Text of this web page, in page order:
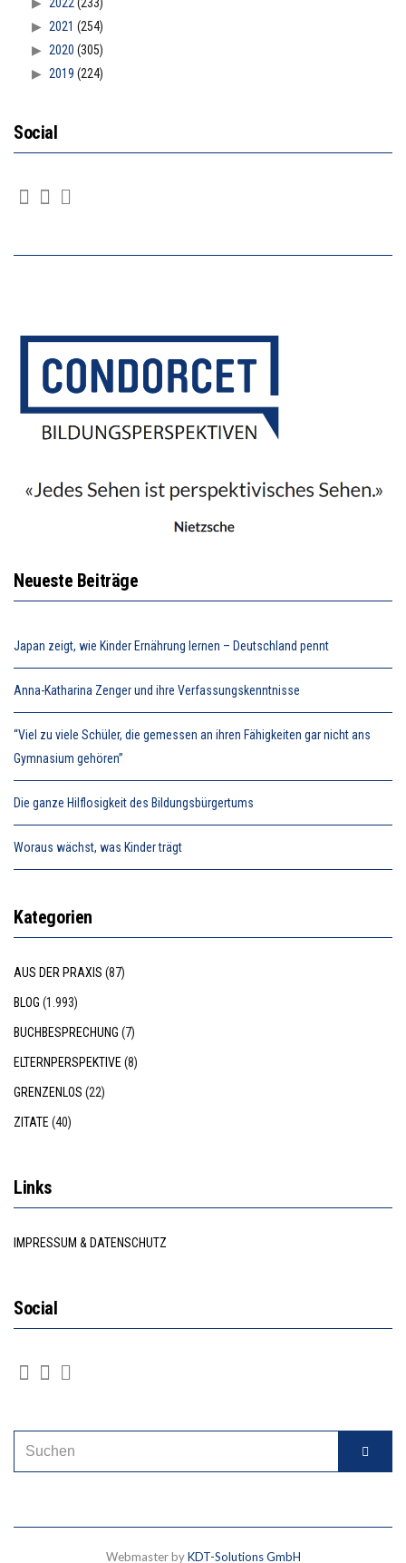
2021 (254)
2020 (305)
2019 (224)
Social
Neueste Beiträge
Japan zeigt, wie Kinder Ernährung lernen – Deutschland pennt
Anna-Katharina Zenger und ihre Verfassungskenntnisse
“Viel zu viele Schüler, die gemessen an ihren Fähigkeiten gar nicht ans
Gymnasium gehören”
Die ganze Hilflosigkeit des Bildungsbürgertums
Woraus wächst, was Kinder trägt
Kategorien
AUS DER PRAXIS (87)
BLOG (1.993)
BUCHBESPRECHUNG (7)
ELTERNPERSPEKTIVE (8)
GRENZENLOS (22)
ZITATE (40)
Links
IMPRESSUM & DATENSCHUTZ
Social
Webmaster byKDT-Solutions GmbH